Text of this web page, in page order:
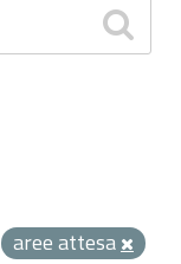
aree attesa